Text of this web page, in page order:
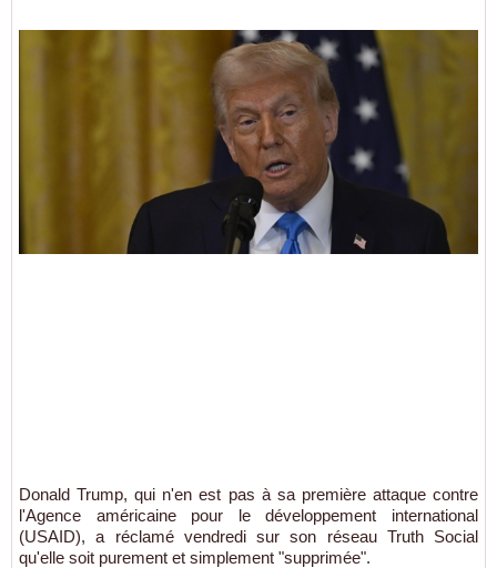
Donald Trump, qui n'en est pas à sa première attaque contre
l'Agence américaine pour le développement international
(USAID), a réclamé vendredi sur son réseau Truth Social
qu'elle soit purement et simplement "supprimée".